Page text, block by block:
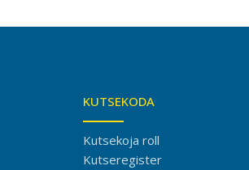
KUTSEKODA
Kutsekoja roll
Kutseregister